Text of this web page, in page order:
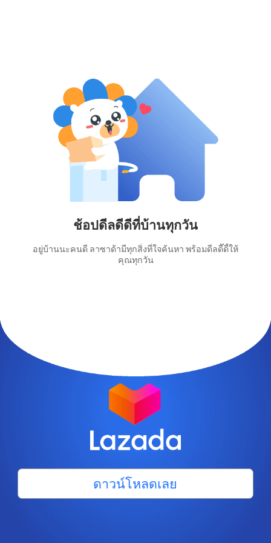
ช้อปดีลดีดีที่บ้านทุกวัน
อยู่บ้านนะคนดี ลาซาด้ามีทุกสิ่งที่ใจค้นหา พร้อมดีลดี๊ดี้ให้
คุณทุกวัน
ดาวน์โหลดเลย